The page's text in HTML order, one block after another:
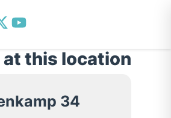
at this location
34